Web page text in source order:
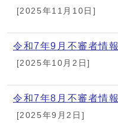
[2025年11月10日]
令和7年9月不審者情報
[2025年10月2日]
令和7年8月不審者情報
[2025年9月2日]